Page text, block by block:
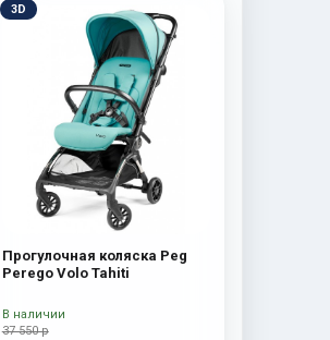
3D
Прогулочная коляска Peg
Perego Volo Tahiti
37 550 р
В наличии